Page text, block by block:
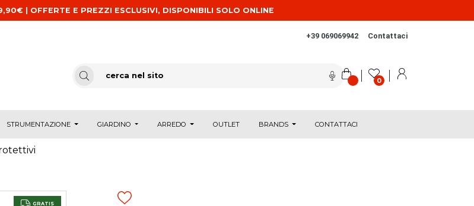
| OFFERTE E PREZZI ESCLUSIVI, DISPONIBILI SOLO ONLINE
+39 069069942 Contattaci
0
STRUMENTAZIONE GIARDINO ARREDO OUTLET BRANDS CONTATTACI
GRATIS